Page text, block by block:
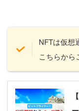
NFTは仮想
こちらから